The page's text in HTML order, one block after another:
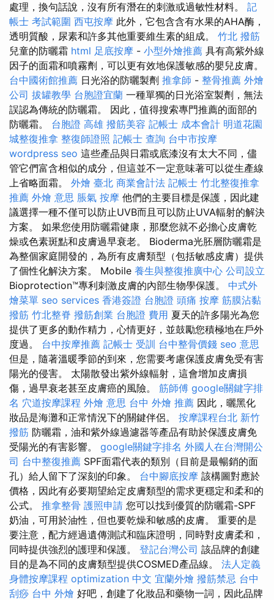
處理，換句話說，沒有所有潛在的刺激或過敏性材料。 記
帳士 考試範圍 西屯按摩 此外，它包含含有水果的AHA酶，
透明質酸，尿素和許多其他重要維生素的組成。 竹北 撥筋
兒童的防曬霜 html 足底按摩 - 小型外燴推薦 具有高紫外線
因子的面霜和噴霧劑，可以更有效地保護敏感的嬰兒皮膚。
台中國術館推薦 日光浴的防曬製劑 推拿師 - 整骨推薦 外燴
公司 拔罐教學 台胞證宜蘭 一種單獨的日光浴室製劑，無法
誤認為傳統的防曬霜。 因此，值得搜索專門推薦的面部的
防曬霜。 台胞證 高雄 撥筋美容 記帳士 成本會計 明道花園
城整復推拿 整復師證照 記帳士 查詢 台中市按摩
wordpress seo 這些產品與日霜或底漆沒有太大不同，儘
管它們富含相似的成分，但這並不一定意味著可以從生產線
上省略面霜。 外燴 臺北 商業會計法 記帳士 竹北整復推拿
推薦 外燴 意思 脹氣 按摩 他們的主要目標是保護，因此建
議選擇一種不僅可以防止UVB而且可以防止UVA輻射的解決
方案。 如果您使用防曬霜健康，那麼您就不必擔心皮膚乾
燥或色素斑點和皮膚過早衰老。 Bioderma光胚層防曬霜是
為整個家庭開發的，為所有皮膚類型（包括敏感皮膚）提供
了個性化解決方案。 Mobile 養生與整復推廣中心 公司設立
Bioprotection™專利刺激皮膚的內部生物學保護。 中式外
燴菜單 seo services 香港簽證 台胞證 頭痛 按摩 筋膜沾黏
撥筋 竹北整脊 撥筋創業 台胞證 費用 夏天的許多陽光為您
提供了更多的動作精力，心情更好，並鼓勵您積極地在戶外
度過。 台中按摩推薦 記帳士 受訓 台中整骨價錢 seo 意思
但是，隨著溫暖季節的到來，您需要考慮保護皮膚免受有害
陽光的侵害。 太陽散發出紫外線輻射，這會增加皮膚損
傷，過早衰老甚至皮膚癌的風險。 筋師傅 google關鍵字排
名 穴道按摩課程 外燴 意思 台中 外燴 推薦 因此，曬黑化
妝品是海灘和正常情況下的關鍵伴侶。 按摩課程台北 新竹
撥筋 防曬霜，油和紫外線過濾器等產品有助於保護皮膚免
受陽光的有害影響。 google關鍵字排名 外國人在台灣開公
司 台中整復推薦 SPF面霜代表的類別（目前是最暢銷的面
孔）給人留下了深刻的印象。 台中腳底按摩 該構圖對應於
價格，因此有必要期望給定皮膚類型的需求更穩定和柔和的
公式。 推拿整骨 護照申請 您可以找到優質的防曬霜-SPF
奶油，可用於油性，但也要乾燥和敏感的皮膚。 重要的是
要注意，配方經過遺傳測試和臨床證明，同時對皮膚柔和，
同時提供強烈的護理和保護。 登記台灣公司 該品牌的創建
目的是為不同的皮膚類型提供COSMED產品線。 法人定義
身體按摩課程 optimization 中文 宜蘭外燴 撥筋禁忌 台中
刮痧 台中 外燴 好吧，創建了化妝品和藥物一詞，因此品牌